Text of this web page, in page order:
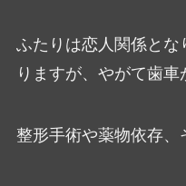
ふたりは恋人関係とな
りますが、やがて歯車
整形手術や薬物依存、